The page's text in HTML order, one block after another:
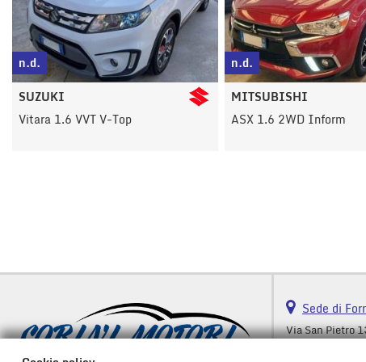
n.d.
MITSUBISHI
ASX 1.6 2WD Inform
n.d.
VOLKSWAGEN
Polo 1.0 MPI 75 CV 5p.
Sede di
Via San Pietro